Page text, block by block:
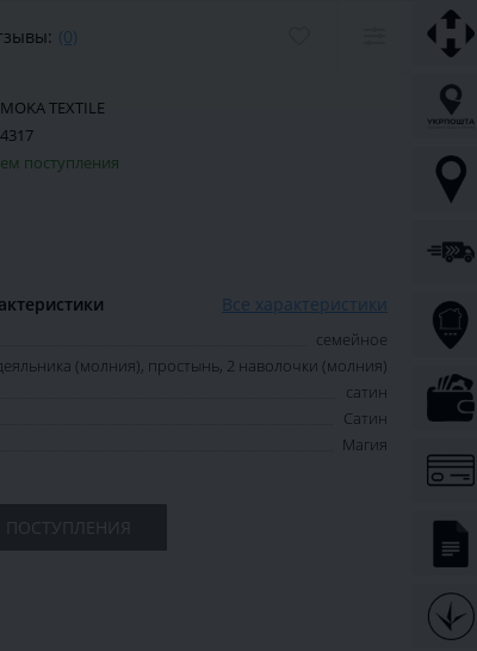
(0)
MOKA TEXTILE
поступления
Все характеристики
семейное
(молния), простынь, 2 наволочки (молния)
сатин
Сатин
Магия